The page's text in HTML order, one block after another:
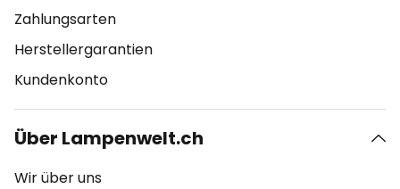
Zahlungsarten
Herstellergarantien
Kundenkonto
Über Lampenwelt.ch
Wir über uns